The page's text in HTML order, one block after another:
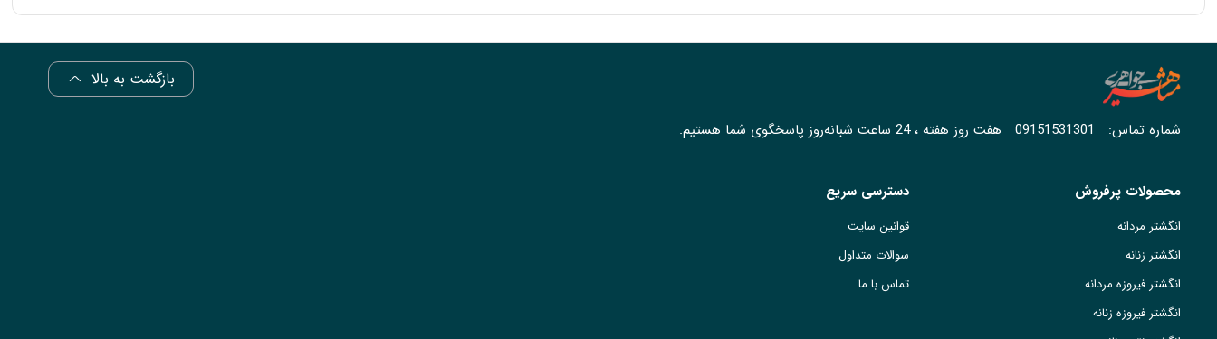
بازگشت به بالا
شماره تماس: 09151531301 هفت روز هفته ، 24 ساعت شبانه‌روز پاسخگوی شما هستیم.
محصولات پرفروش
انگشتر مردانه
انگشتر زنانه
انگشتر فیروزه مردانه
انگشتر فیروزه زنانه
دسترسی سریع
قوانین سایت
سوالات متداول
تماس با ما